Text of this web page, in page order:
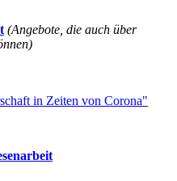
(Angebote, die auch über
in Zeiten von Corona"